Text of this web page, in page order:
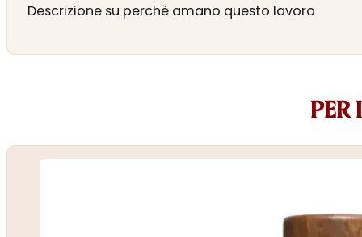
Descrizione su perchè amano questo lavoro
PER